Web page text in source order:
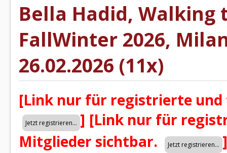
Bella Hadid,
FallWinter 2026,
26.02.2026 (11x)
[Link nur für registrierte
] [Link nur für
Mitglieder sichtbar.
]